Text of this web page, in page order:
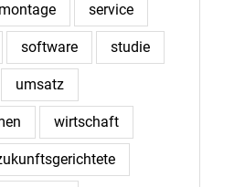
service
software studie
umsatz
wirtschaft